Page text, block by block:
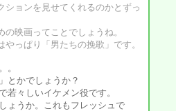
ションを見せてくれるのかとずっ
の映画ってことでしょうね。
やっぱり「男たちの挽歌」です。
。
とかでしょうか？
若々しいイケメン役です。
ょうか。これもフレッシュで